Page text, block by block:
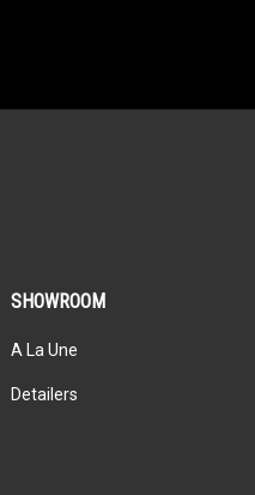
SHOWROOM
A La Une
Detailers